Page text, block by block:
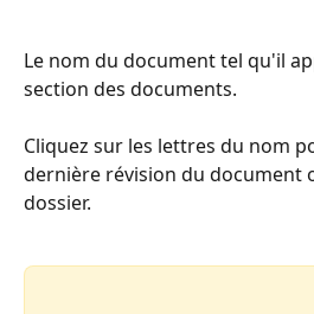
Le nom du document tel qu'il
section des documents.
Cliquez sur les lettres du nom
dernière révision du document
dossier.